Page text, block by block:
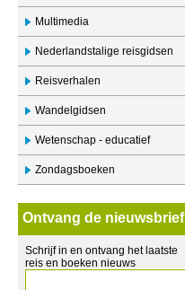
Multimedia
Nederlandstalige reisgidsen
Reisverhalen
Wandelgidsen
Wetenschap - educatief
Zondagsboeken
Ontvang de nieuwsbrief
Schrijf in en ontvang het laatste
reis en boeken nieuws